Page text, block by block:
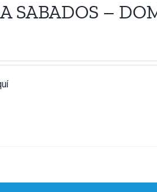
SABADOS –